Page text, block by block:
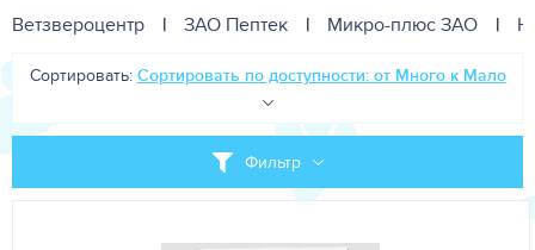
Ветзвероцентр | ЗАО Пептек | Микро-плюс ЗАО |
Фильтр
Сортировать: Сортировать по доступности: от Много к Мало